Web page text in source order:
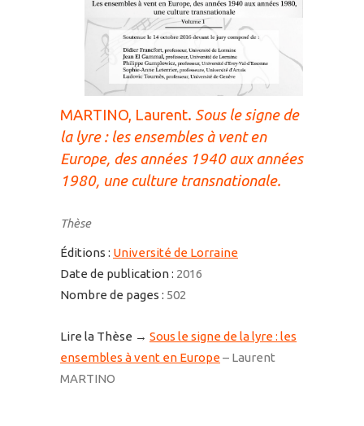
MARTINO, Laurent. Sous le signe de
la lyre : les ensembles à vent en
Europe, des années 1940 aux années
1980, une culture transnationale.
Thèse
Éditions : Université de Lorraine
Date de publication : 2016
Nombre de pages : 502
Lire la Thèse → Sous le signe de la lyre : les
ensembles à vent en Europe– Laurent
MARTINO